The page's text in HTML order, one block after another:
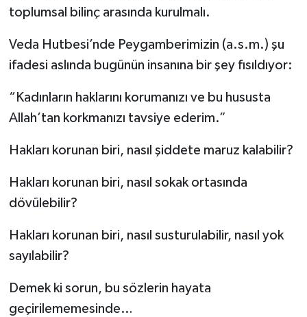
toplumsal bilinç arasında kurulmalı.
Veda Hutbesi’nde Peygamberimizin (a.s.m.) şu
ifadesi aslında bugünün insanına bir şey fısıldıyor:
“Kadınların haklarını korumanızı ve bu hususta
Allah’tan korkmanızı tavsiye ederim.”
Hakları korunan biri, nasıl şiddete maruz kalabilir?
Hakları korunan biri, nasıl sokak ortasında
dövülebilir?
Hakları korunan biri, nasıl susturulabilir, nasıl yok
sayılabilir?
Demek ki sorun, bu sözlerin hayata
geçirilememesinde…